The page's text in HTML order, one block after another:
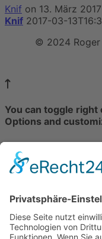
Knif on 13. März 2017
Knif 2017-03-
© 2024 Roger
You can toggle
Options and
You can also add